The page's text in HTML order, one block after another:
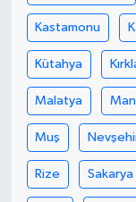
Kastamonu
Kütahya
Malatya
Muş
Rize Sakarya